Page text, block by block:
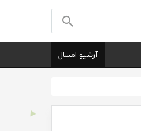
آرشیو امسال